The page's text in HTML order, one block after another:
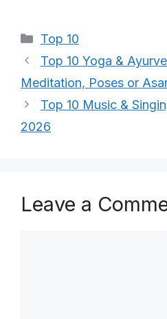
Categories
Top 10
Top 10 Yoga &
Meditation, Poses or
Top 10 Music &
2026
Leave a